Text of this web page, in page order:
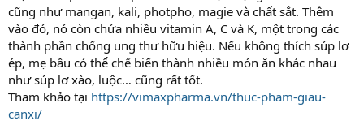
cũng như mangan, kali, photpho, magie và chất sắt. Thêm
vào đó, nó còn chứa nhiều vitamin A, C và K, một trong các
thành phần chống ung thư hữu hiệu. Nếu không thích súp lơ
ép, mẹ bầu có thể chế biến thành nhiều món ăn khác nhau
như súp lơ xào, luộc… cũng rất tốt.
Tham khảo tại https://vimaxpharma.vn/thuc-pham-giau-
canxi/